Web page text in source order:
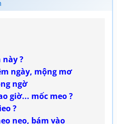
?
ngày, mộng mơ
ngờ
giờ... mốc meo ?
?
neo, bám vào